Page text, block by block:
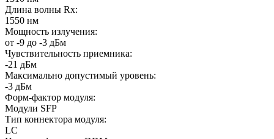
Длина волны Rx:
1550 нм
Мощность излучения:
от -9 до -3 дБм
Чувствительность приемника:
-21 дБм
Максимально допустимый уровень:
-3 дБм
Форм-фактор модуля:
Модули SFP
Тип коннектора модуля:
LC